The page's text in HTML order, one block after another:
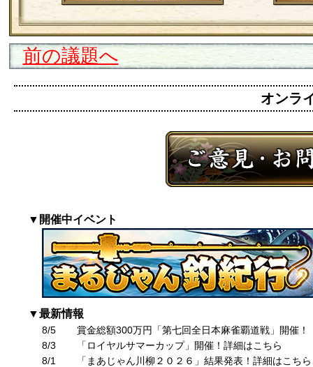
前の議題へ
オンラ
▼開催中イベント
▼最新情報
8/5
賞金総額300万円「第七回全日本麻雀覇道戦」開催！
8/3
「ロイヤルサマーカップ」開催！詳細はこちら
8/1
「まあじゃん川柳２０２６」結果発表！詳細はこちら